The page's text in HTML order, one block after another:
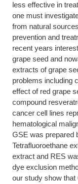
less effective in
one must
from natural
prevention and
recent years
grape seed and
extracts of grape
problems including
effect of red grape
compound
cancer cell lines
hematological
GSE was prepared
Tetrafluoroethane
extract and RES
dye exclusion
our study show